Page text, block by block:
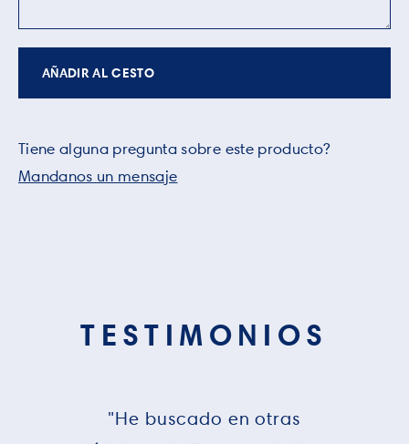
AÑADIR AL CESTO
Tiene alguna pregunta sobre este producto?
Mandanos un mensaje
TESTIMONIOS
"He buscado en otras